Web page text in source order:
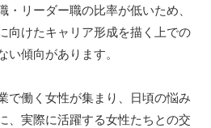
リーダー職の比率が低いため、
向けたキャリア形成を描く上での
傾向があります。
で働く女性が集まり、日頃の悩み
、実際に活躍する女性たちとの交